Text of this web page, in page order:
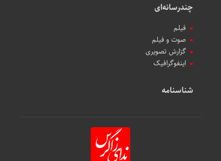
چندرسانه‌ای
فیلم
صوت و فیلم
گزارش تصویری
اینفوگرافیک
شناسنامه